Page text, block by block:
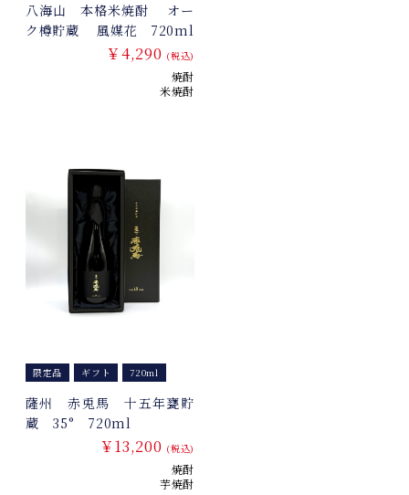
八海山 本格米焼酎 オー
ク樽貯蔵 風媒花 720ml
￥4,290 (税込)
焼酎
米焼酎
限定品 ギフト 720ml
薩州 赤兎馬 十五年甕貯
蔵 35° 720ml
￥13,200 (税込)
焼酎
芋焼酎